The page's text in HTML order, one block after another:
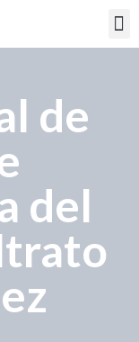
de
del